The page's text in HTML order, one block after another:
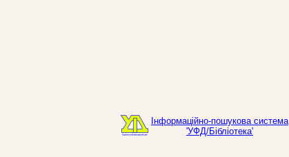
Інформаційно-пошукова система
'УФД/Бібліотека'